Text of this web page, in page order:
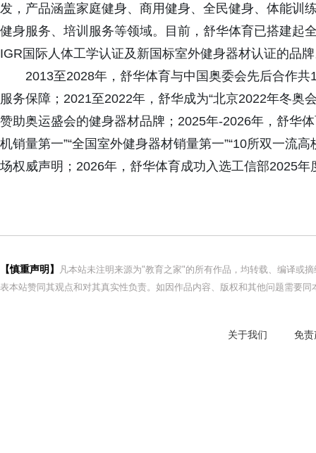
发，产品涵盖家庭健身、商用健身、全民健身、体能训
健身服务、培训服务等领域。目前，舒华体育已搭建起
IGR国际人体工学认证及新国标室外健身器材认证的品
2013至2028年，舒华体育与中国奥委会先后合作
服务保障；2021至2022年，舒华成为“北京2022年冬奥
赞助奥运盛会的健身器材品牌；2025年-2026年，舒华
机销量第一”“全国室外健身器材销量第一”“10所双一流
场权威声明；2026年，舒华体育成功入选工信部2025年
【慎重声明】
凡本站未注明来源为"教育之家"的所有作品，均转载、编译或
表本站赞同其观点和对其真实性负责。如因作品内容、版权和其他问题需要
关于我们 免责